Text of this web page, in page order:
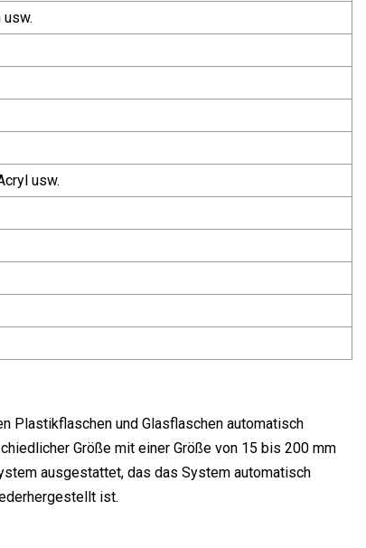
usw.
usw.
Plastikflaschen und Glasflaschen automatisch
Größe mit einer Größe von 15 bis 200 mm
ausgestattet, das das System automatisch
ist.